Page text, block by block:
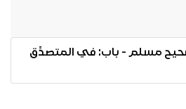
مسلم - باب: في المتصدِّق